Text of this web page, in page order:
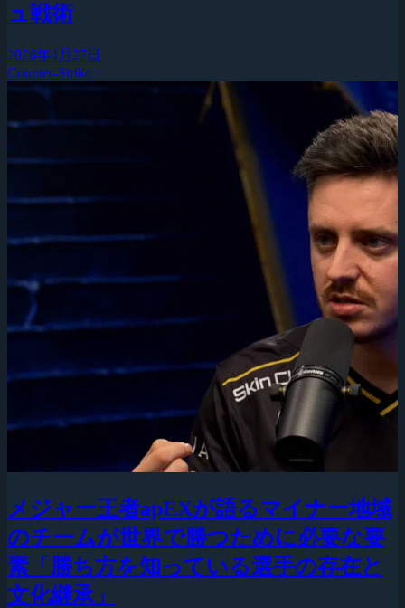
ュ戦術
2026年4月27日
Counter-Strike
メジャー王者apEXが語るマイナー地域
のチームが世界で勝つために必要な要
素「勝ち方を知っている選手の存在と
文化継承」